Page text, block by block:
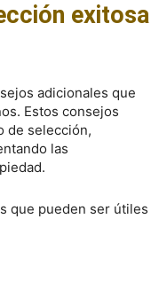
exitosa
adicionales que
Estos consejos
de selección,
las
que pueden ser útiles